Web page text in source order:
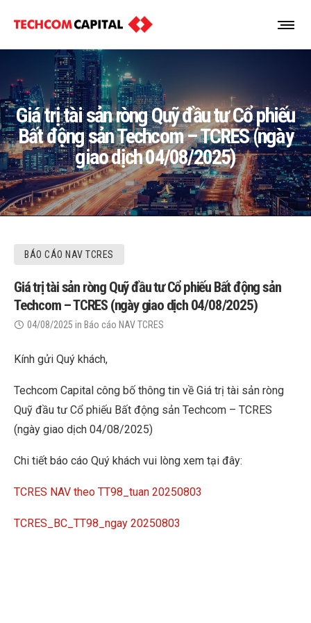
Giá trị tài sản ròng Quỹ đầu tư Cổ phiếu
Bất động sản Techcom – TCRES (ngày
giao dịch 04/08/2025)
BÁO CÁO NAV TCRES
Giá trị tài sản ròng Quỹ đầu tư Cổ phiếu Bất động sản
Techcom – TCRES (ngày giao dịch 04/08/2025)
04/08/2025 in Báo cáo NAV TCRES
Kính gửi Quý khách,
Techcom Capital công bố thông tin về Giá trị tài sản ròng
Quỹ đầu tư Cổ phiếu Bất động sản Techcom – TCRES
(ngày giao dịch 04/08/2025)
Chi tiết báo cáo Quý khách vui lòng xem tại đây:
TCRES NAV theo TT98_tuan 20250803
TCRES_BC_TT98_ngay 20250803